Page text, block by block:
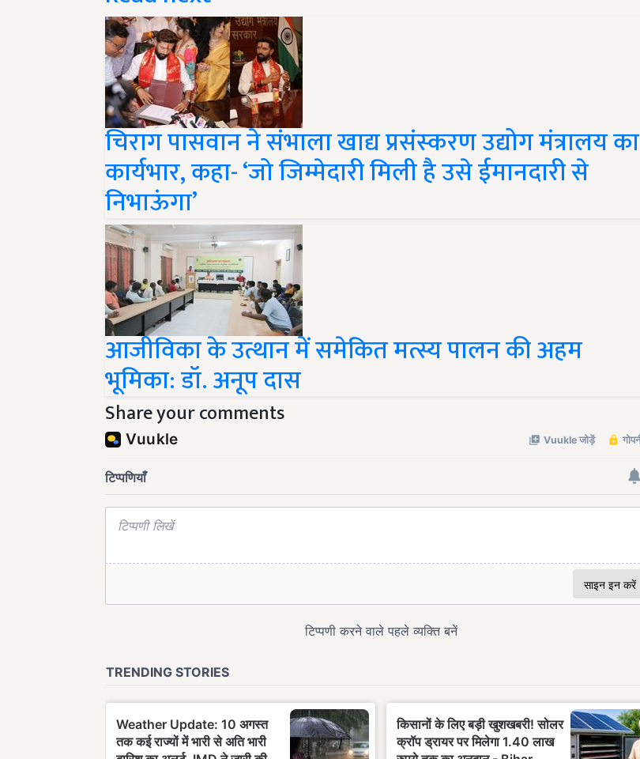
चिराग पासवान ने संभाला खाद्य प्रसंस्‍करण उद्योग मंत्रालय का
कार्यभार, कहा- ‘जो जिम्मेदारी मिली है उसे ईमानदारी से
निभाऊंगा’
आजीविका के उत्थान में समेकित मत्स्य पालन की अहम
भूमिका: डॉ. अनूप दास
Share your comments